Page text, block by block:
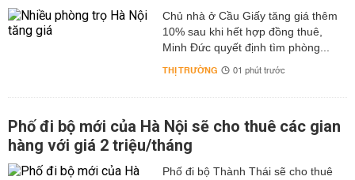
Chủ nhà ở Cầu Giấy tăng giá thêm
10% sau khi hết hợp đồng thuê,
Minh Đức quyết định tìm phòng...
THỊ TRƯỜNG 01 phút trước
Phố đi bộ mới của Hà Nội sẽ cho thuê các gian
hàng với giá 2 triệu/tháng
Phố đi bộ Thành Thái sẽ cho thuê